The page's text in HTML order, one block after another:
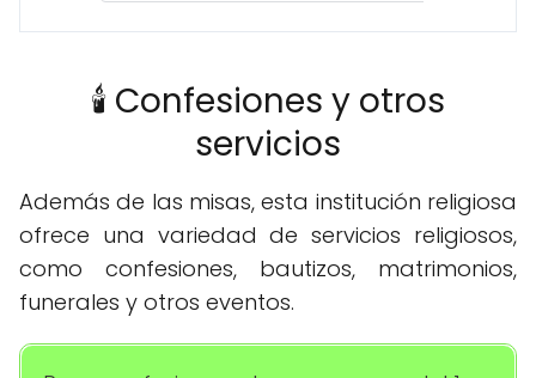
🕯️ Confesiones y otros
servicios
Además de las misas, esta institución religiosa
ofrece una variedad de servicios religiosos,
como confesiones, bautizos, matrimonios,
funerales y otros eventos.